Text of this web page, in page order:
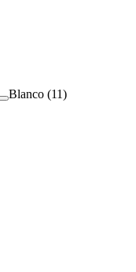
Blanco (11)